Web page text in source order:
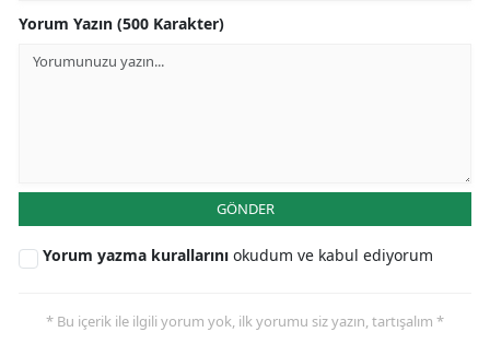
Yorum Yazın (500 Karakter)
GÖNDER
Yorum yazma kurallarını okudum ve kabul ediyorum
* Bu içerik ile ilgili yorum yok, ilk yorumu siz yazın, tartışalım *